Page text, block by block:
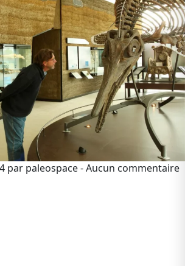
par paleospace - Aucun commentaire